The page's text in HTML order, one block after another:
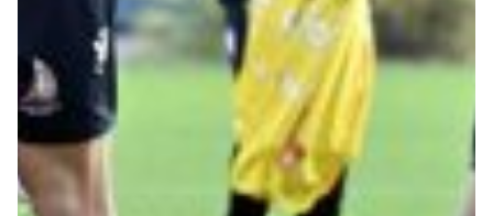
Summer Sale
Mare
Accessori
Party